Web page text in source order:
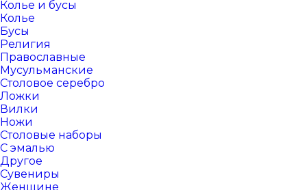
Колье и бусы
Колье
Бусы
Религия
Православные
Мусульманские
Столовое серебро
Ложки
Вилки
Ножи
Столовые наборы
С эмалью
Другое
Сувениры
Женщине